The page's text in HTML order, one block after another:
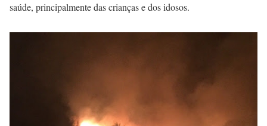
saúde, principalmente das crianças e dos idosos.